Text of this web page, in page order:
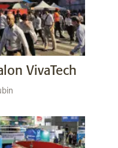
VivaTech